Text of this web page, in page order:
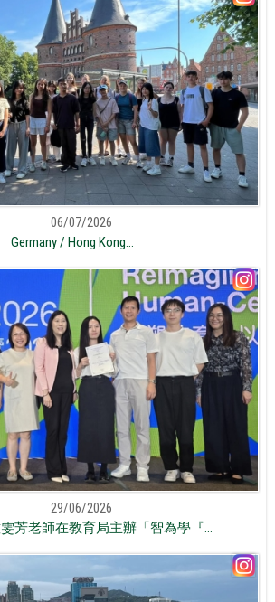
06/07/2026
Germany / Hong Kong...
29/06/2026
芳老師在教育局主辦「智為學『...